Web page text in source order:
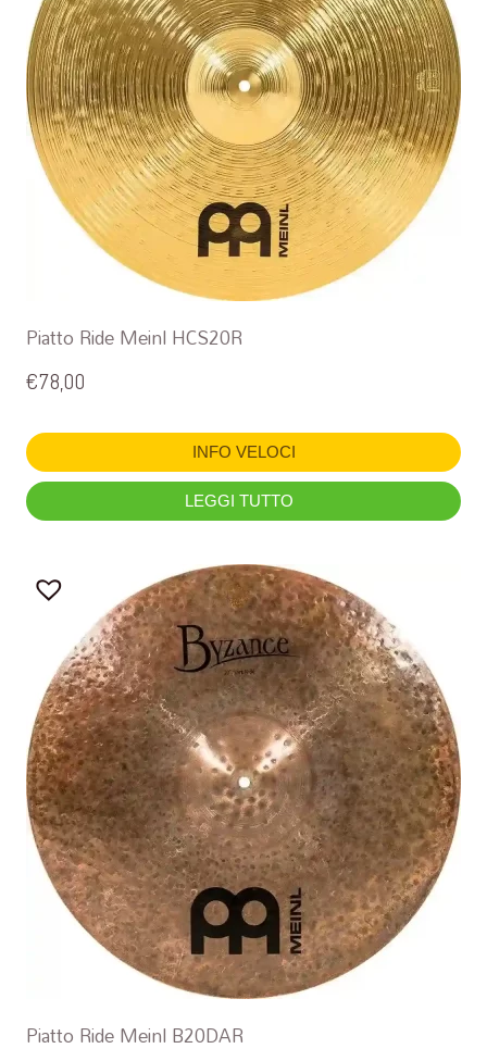
Piatto Ride Meinl HCS20R
€78,00
INFO VELOCI
LEGGI TUTTO
Piatto Ride Meinl B20DAR